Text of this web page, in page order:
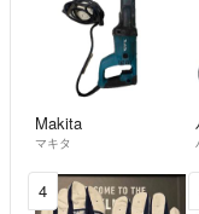
Makita
マキタ
4